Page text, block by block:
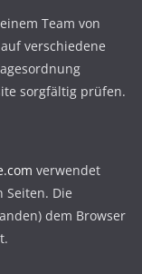
Team von
verschiedene
sorgfältig prüfen.
verwendet
Seiten. Die
dem Browser